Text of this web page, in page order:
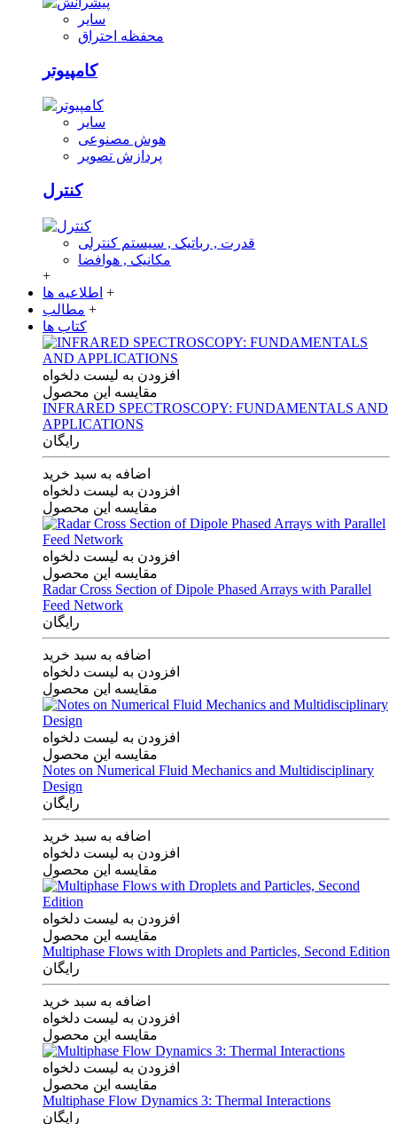
سایر
محفظه احتراق
کامپیوتر
سایر
هوش مصنوعی
پردازش تصویر
کنترل
قدرت , رباتیک , سیستم کنترلی
مکانیک , هوافضا
+
اطلاعیه ها +
مطالب +
کتاب ها
افزودن به لیست دلخواه
مقایسه این محصول
INFRARED SPECTROSCOPY: FUNDAMENTALS AND
APPLICATIONS
رایگان
اضافه به سبد خرید
افزودن به لیست دلخواه
مقایسه این محصول
افزودن به لیست دلخواه
مقایسه این محصول
Radar Cross Section of Dipole Phased Arrays with Parallel
Feed Network
رایگان
اضافه به سبد خرید
افزودن به لیست دلخواه
مقایسه این محصول
افزودن به لیست دلخواه
مقایسه این محصول
Notes on Numerical Fluid Mechanics and Multidisciplinary
Design
رایگان
اضافه به سبد خرید
افزودن به لیست دلخواه
مقایسه این محصول
افزودن به لیست دلخواه
مقایسه این محصول
Multiphase Flows with Droplets and Particles, Second Edition
رایگان
اضافه به سبد خرید
افزودن به لیست دلخواه
مقایسه این محصول
افزودن به لیست دلخواه
مقایسه این محصول
Multiphase Flow Dynamics 3: Thermal Interactions
رایگان